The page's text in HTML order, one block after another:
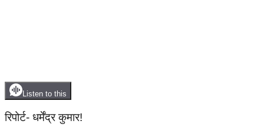
Listen to this
रिपोर्ट- धर्मेंद्र कुमार!